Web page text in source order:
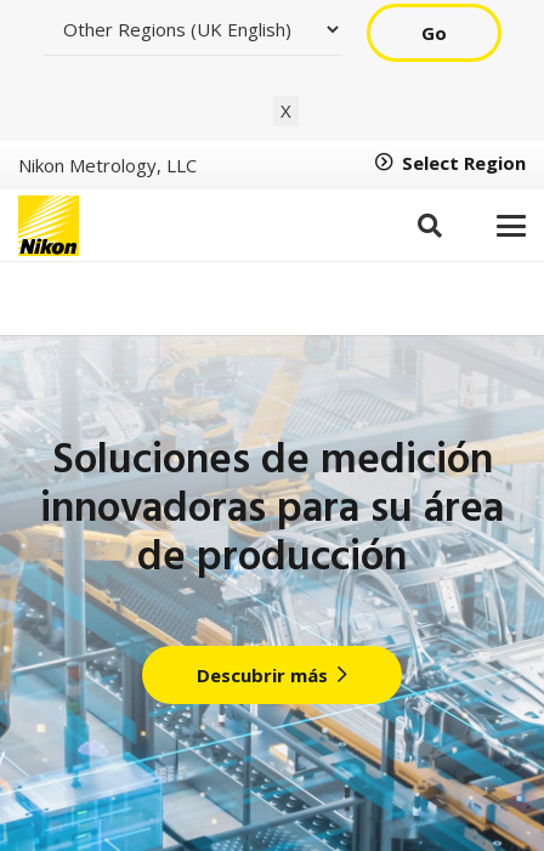
Go
X
Nikon Metrology, LLC Select Region
Soluciones de medición
innovadoras para su área
de producción
Descubrir más